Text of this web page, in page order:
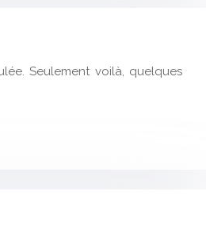
Seulement voilà, quelques